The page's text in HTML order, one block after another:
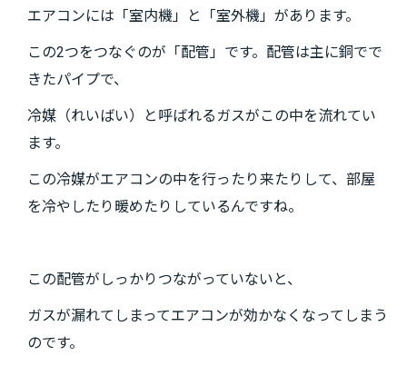
エアコンには「室内機」と「室外機」があります。
この2つをつなぐのが「配管」です。配管は主に銅でで
きたパイプで、
冷媒（れいばい）と呼ばれるガスがこの中を流れてい
ます。
この冷媒がエアコンの中を行ったり来たりして、部屋
を冷やしたり暖めたりしているんですね。
この配管がしっかりつながっていないと、
ガスが漏れてしまってエアコンが効かなくなってしまう
のです。